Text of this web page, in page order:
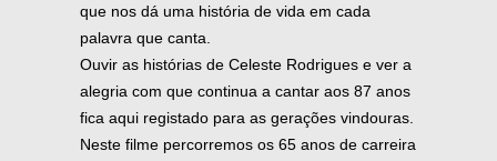
que nos dá uma história de vida em cada
palavra que canta.
Ouvir as histórias de Celeste Rodrigues e ver a
alegria com que continua a cantar aos 87 anos
fica aqui registado para as gerações vindouras.
Neste filme percorremos os 65 anos de carreira